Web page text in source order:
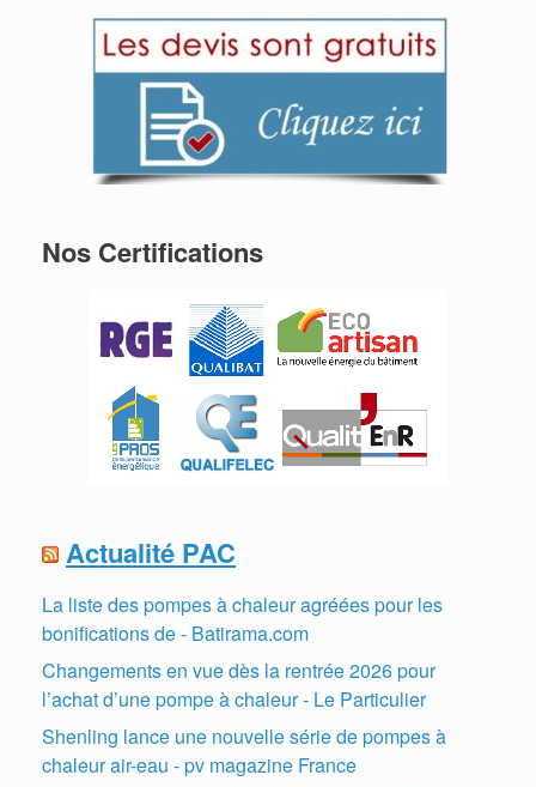
Nos Certifications
Actualité PAC
La liste des pompes à chaleur agréées pour les
bonifications de - Batirama.com
Changements en vue dès la rentrée 2026 pour
l’achat d’une pompe à chaleur - Le Particulier
Shenling lance une nouvelle série de pompes à
chaleur air-eau - pv magazine France